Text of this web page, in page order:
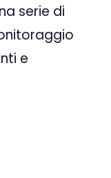
serie di
e